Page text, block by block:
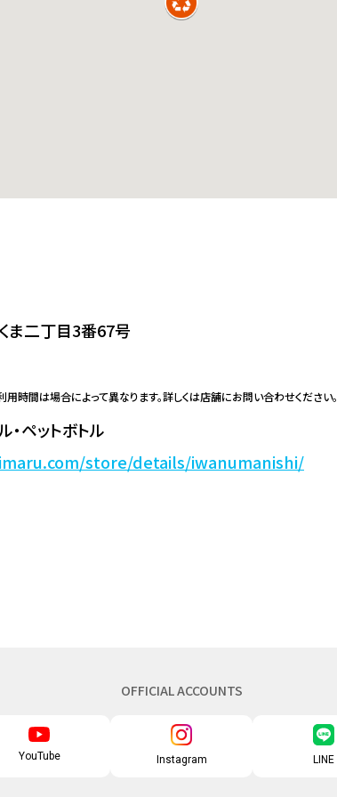
ま二丁目3番67号
時間は場合によって異なります。詳しくは店舗にお問い合わせください。
・ペットボトル
store/details/iwanumanishi/
OFFICIAL ACCOUNTS
YouTube Instagram LINE